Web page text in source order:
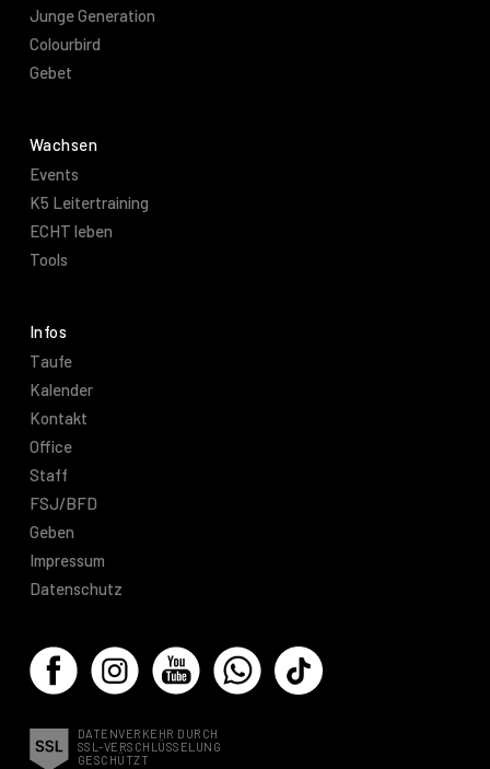
Junge Generation
Colourbird
Gebet
Wachsen
Events
K5 Leitertraining
ECHT leben
Tools
Infos
Taufe
Kalender
Kontakt
Office
Staff
FSJ/BFD
Geben
Impressum
Datenschutz
DATENVERKEHR DURCH
SSL-VERSCHLÜSSELUNG
GESCHÜTZT